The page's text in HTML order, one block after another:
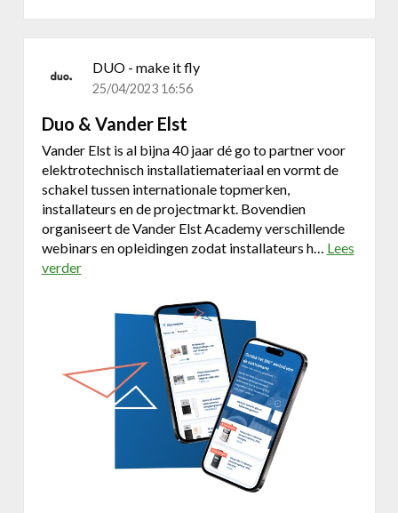
a
n
e
t
o
e
k
o
m
:
V
o
k
a
'
s
d
i
DUO - make it fly
25/04/2023 16:56
Duo & Vander Elst
Vander Elst is al bijna 40 jaar dé go to partner voor
elektrotechnisch installatiemateriaal en vormt de
schakel tussen internationale topmerken,
installateurs en de projectmarkt. Bovendien
organiseert de Vander Elst Academy verschillende
webinars en opleidingen zodat installateurs h… Lees
verdero
o